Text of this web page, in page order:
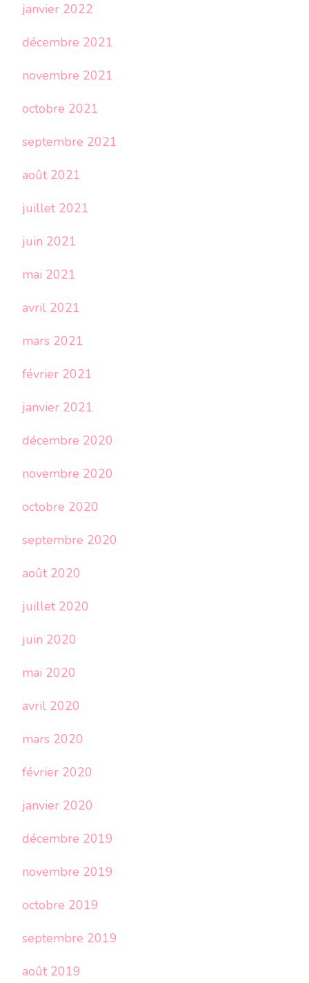
janvier 2022
décembre 2021
novembre 2021
octobre 2021
septembre 2021
août 2021
juillet 2021
juin 2021
mai 2021
avril 2021
mars 2021
février 2021
janvier 2021
décembre 2020
novembre 2020
octobre 2020
septembre 2020
août 2020
juillet 2020
juin 2020
mai 2020
avril 2020
mars 2020
février 2020
janvier 2020
décembre 2019
novembre 2019
octobre 2019
septembre 2019
août 2019